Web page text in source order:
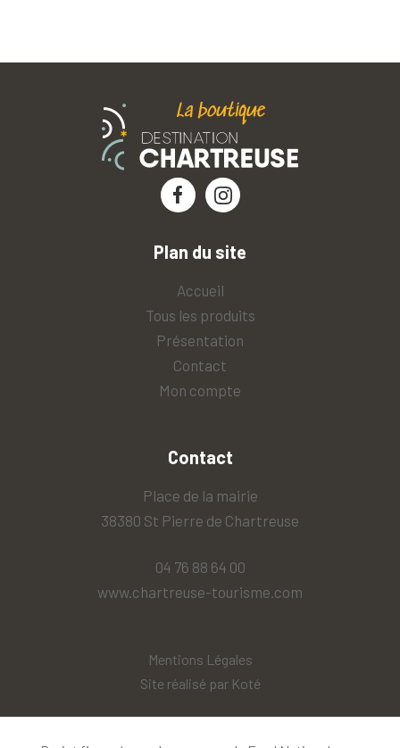
Plan du site
Accueil
Tous les produits
Présentation
Contact
Mon compte
Contact
Place de la mairie
38380 St Pierre de Chartreuse
04 76 88 64 00
www.chartreuse-tourisme.com
Mentions Légales
Site réalisé par Koté